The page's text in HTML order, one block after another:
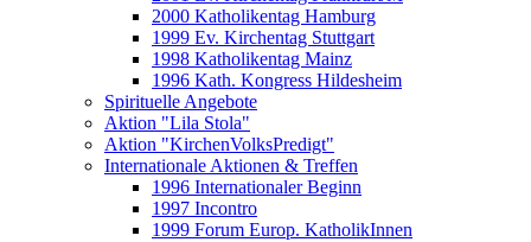
2000 Katholikentag Hamburg
1999 Ev. Kirchentag Stuttgart
1998 Katholikentag Mainz
1996 Kath. Kongress Hildesheim
Spirituelle Angebote
Aktion "Lila Stola"
Aktion "KirchenVolksPredigt"
Internationale Aktionen & Treffen
1996 Internationaler Beginn
1997 Incontro
1999 Forum Europ. KatholikInnen